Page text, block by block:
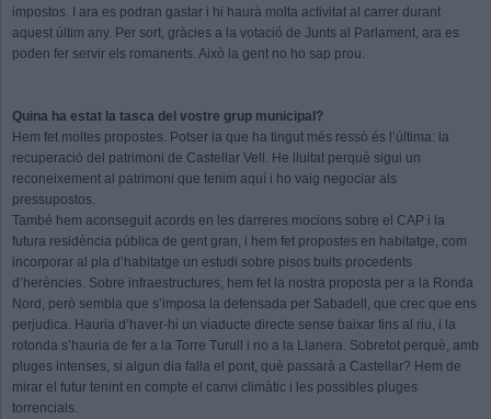
impostos. I ara es podran gastar i hi haurà molta activitat al carrer durant
aquest últim any. Per sort, gràcies a la votació de Junts al Parlament, ara es
poden fer servir els romanents. Això la gent no ho sap prou.
Quina ha estat la tasca del vostre grup municipal?
Hem fet moltes propostes. Potser la que ha tingut més ressò és l’última: la
recuperació del patrimoni de Castellar Vell. He lluitat perquè sigui un
reconeixement al patrimoni que tenim aquí i ho vaig negociar als
pressupostos.
També hem aconseguit acords en les darreres mocions sobre el CAP i la
futura residència pública de gent gran, i hem fet propostes en habitatge, com
incorporar al pla d’habitatge un estudi sobre pisos buits procedents
d’herències. Sobre infraestructures, hem fet la nostra proposta per a la Ronda
Nord, però sembla que s’imposa la defensada per Sabadell, que crec que ens
perjudica. Hauria d’haver-hi un viaducte directe sense baixar fins al riu, i la
rotonda s’hauria de fer a la Torre Turull i no a la Llanera. Sobretot perquè, amb
pluges intenses, si algun dia falla el pont, què passarà a Castellar? Hem de
mirar el futur tenint en compte el canvi climàtic i les possibles pluges
torrencials.